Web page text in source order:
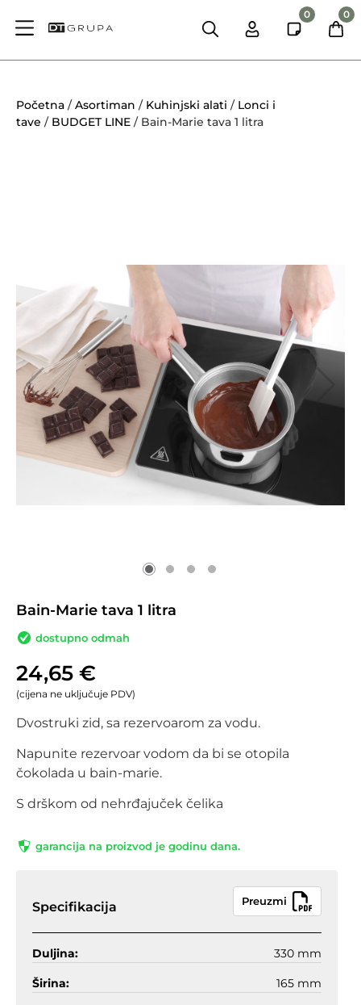
0 0
Početna /Asortiman / Kuhinjski alati / Lonci i
tave / BUDGET LINE / Bain-Marie tava 1 litra
Bain-Marie tava 1 litra
dostupno odmah
24,65 €
(cijena ne uključuje PDV)
Dvostruki zid, sa rezervoarom za vodu.
Napunite rezervoar vodom da bi se otopila
čokolada u bain-marie.
S drškom od nehrđajuček čelika
garancija na proizvod je godinu dana.
Specifikacija Preuzmi
Duljina: 330 mm
Širina: 165 mm